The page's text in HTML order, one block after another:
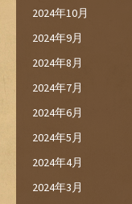
2024年10月
2024年9月
2024年8月
2024年7月
2024年6月
2024年5月
2024年4月
2024年3月